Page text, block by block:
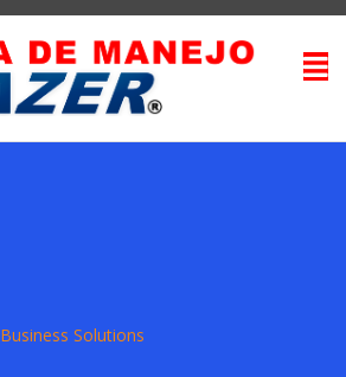
Business Solutions